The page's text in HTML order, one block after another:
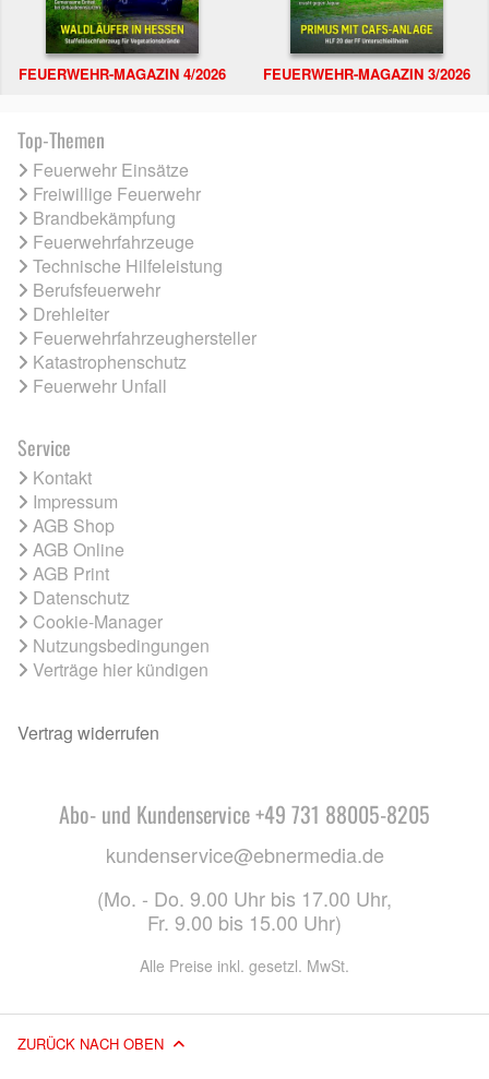
FEUERWEHR-MAGAZIN 4/2026 FEUERWEHR-MAGAZIN 3/2026
Top-Themen
Feuerwehr Einsätze
Freiwillige Feuerwehr
Brandbekämpfung
Feuerwehrfahrzeuge
Technische Hilfeleistung
Berufsfeuerwehr
Drehleiter
Feuerwehrfahrzeughersteller
Katastrophenschutz
Feuerwehr Unfall
Service
Kontakt
Impressum
AGB Shop
AGB Online
AGB Print
Datenschutz
Cookie-Manager
Nutzungsbedingungen
Verträge hier kündigen
Vertrag widerrufen
Abo- und Kundenservice +49 731 88005-8205
kundenservice@ebnermedia.de
(Mo. - Do. 9.00 Uhr bis 17.00 Uhr,
Fr. 9.00 bis 15.00 Uhr)
Alle Preise inkl. gesetzl. MwSt.
ZURÜCK NACH OBEN